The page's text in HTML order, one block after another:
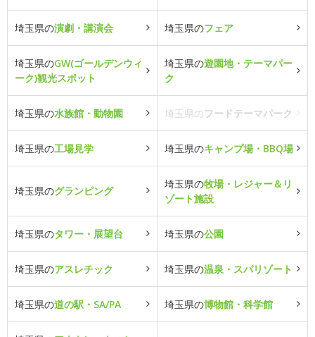
埼玉県の演劇・講演会 埼玉県のフェア
埼玉県のGW(ゴールデンウィ
ーク)観光スポット
埼玉県の遊園地・テーマパー
ク
埼玉県の水族館・動物園 埼玉県のフードテーマパーク
埼玉県の工場見学 埼玉県のキャンプ場・BBQ場
埼玉県のグランピング
埼玉県の牧場・レジャー＆リ
ゾート施設
埼玉県のタワー・展望台 埼玉県の公園
埼玉県のアスレチック 埼玉県の温泉・スパリゾート
埼玉県の道の駅・SA/PA 埼玉県の博物館・科学館